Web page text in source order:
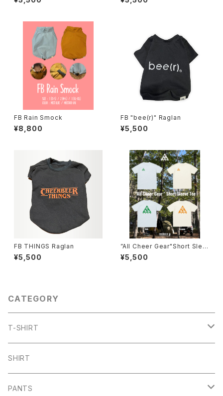
FB Rain Smock
¥8,800
FB "bee(r)" Raglan
¥5,500
FB THINGS Raglan
¥5,500
”All Cheer Gear"Short Slee
ve Tee
¥5,500
CATEGORY
T-SHIRT
ARCH
CHB
SHIRT
PANTS